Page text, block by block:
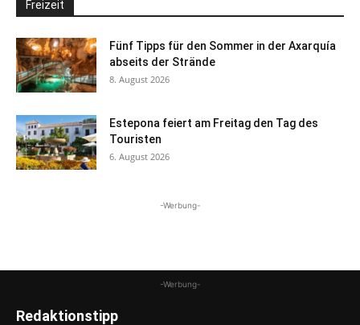
Freizeit
Fünf Tipps für den Sommer in der Axarquía
abseits der Strände
8. August 2026
Estepona feiert am Freitag den Tag des
Touristen
6. August 2026
-Werbung-
-Werbung-
Redaktionstipp